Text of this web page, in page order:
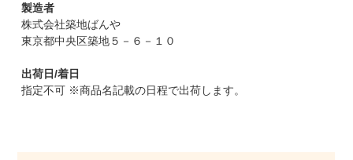
製造者
株式会社築地ばんや
東京都中央区築地５－６－１０
出荷日/着日
指定不可 ※商品名記載の日程で出荷します。